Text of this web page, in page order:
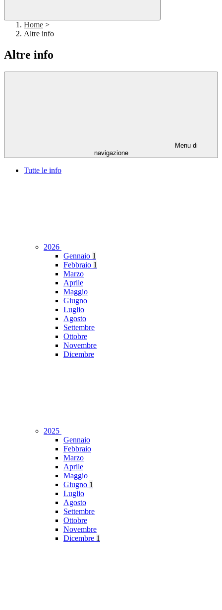
Home >
Altre info
Altre info
Menu di
navigazione
Tutte le info
2026
Gennaio 1
Febbraio 1
Marzo
Aprile
Maggio
Giugno
Luglio
Agosto
Settembre
Ottobre
Novembre
Dicembre
2025
Gennaio
Febbraio
Marzo
Aprile
Maggio
Giugno 1
Luglio
Agosto
Settembre
Ottobre
Novembre
Dicembre 1